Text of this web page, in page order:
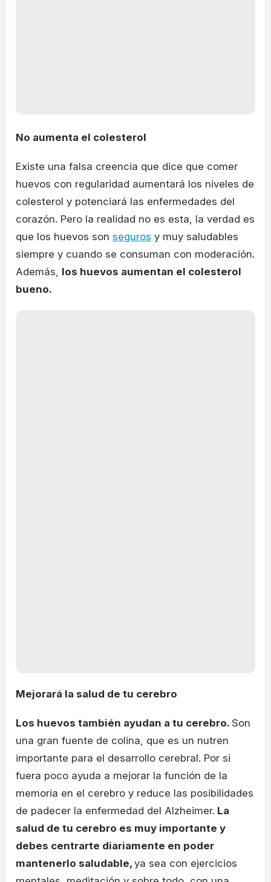
No aumenta el colesterol
Existe una falsa creencia que dice que comer
huevos con regularidad aumentará los niveles de
colesterol y potenciará las enfermedades del
corazón. Pero la realidad no es esta, la verdad es
que los huevos son seguros y muy saludables
siempre y cuando se consuman con moderación.
Además, los huevos aumentan el colesterol
bueno.
Mejorará la salud de tu cerebro
Los huevos también ayudan a tu cerebro. Son
una gran fuente de colina, que es un nutren
importante para el desarrollo cerebral. Por si
fuera poco ayuda a mejorar la función de la
memoria en el cerebro y reduce las posibilidades
de padecer la enfermedad del Alzheimer. La
salud de tu cerebro es muy importante y
debes centrarte diariamente en poder
mantenerlo saludable, ya sea con ejercicios